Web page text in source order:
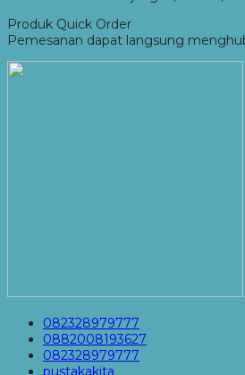
Produk Quick Order
Pemesanan dapat langsung
082328979777
0882008193627
082328979777
pustakakita